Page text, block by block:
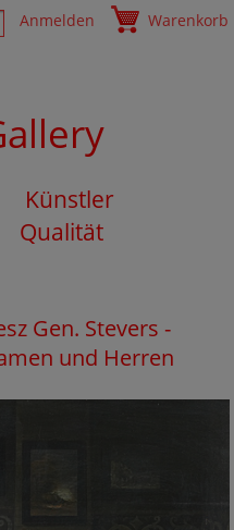
Anmelden Warenkorb
Künstler
Qualität
Gen. Stevers -
und Herren